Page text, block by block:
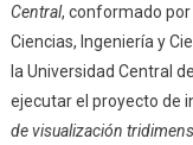
Central, conformado
Ciencias, Ingeniería y
la Universidad Central
ejecutar el proyecto de
de visualización